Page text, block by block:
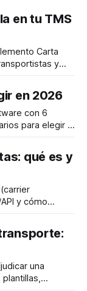
en tu TMS
Carta
y
en 2026
con 6
para elegir la
qué es y
y cómo
una